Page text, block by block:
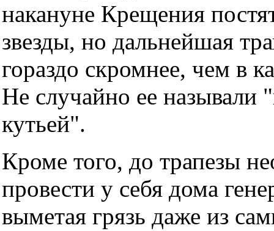
накануне Крещения
звезды, но дальнейшая
гораздо скромнее, чем в
Hе случайно ее называли
кутьей".
Кроме того, до трапезы
провести у себя дома
выметая грязь даже из